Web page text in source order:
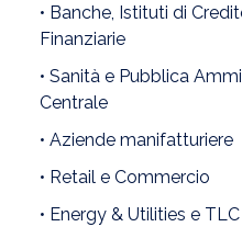
• Banche, Istituti di
Finanziarie
• Sanità e Pubblica
Centrale
• Aziende manifatturiere
• Retail e Commercio
• Energy & Utilities e TLC